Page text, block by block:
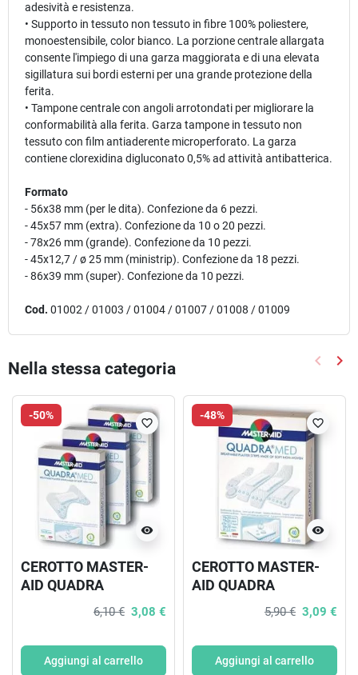
adesività e resistenza.
• Supporto in tessuto non tessuto in fibre 100% poliestere,
monoestensibile, color bianco. La porzione centrale allargata
consente l'impiego di una garza maggiorata e di una elevata
sigillatura sui bordi esterni per una grande protezione della
ferita.
• Tampone centrale con angoli arrotondati per migliorare la
conformabilità alla ferita. Garza tampone in tessuto non
tessuto con film antiaderente microperforato. La garza
contiene clorexidina digluconato 0,5% ad attività antibatterica.
Formato
- 56x38 mm (per le dita). Confezione da 6 pezzi.
- 45x57 mm (extra). Confezione da 10 o 20 pezzi.
- 78x26 mm (grande). Confezione da 10 pezzi.
- 45x12,7 / ø 25 mm (ministrip). Confezione da 18 pezzi.
- 86x39 mm (super). Confezione da 10 pezzi.
Cod. 01002 / 01003 / 01004 / 01007 / 01008 / 01009
Nella stessa categoria keyboard_arrow_left keyboard_arrow_right
-50%
visibility
favorite_border
CEROTTO MASTER-
AID QUADRA
DERMOATTIVO EXTRA
6,10 € 3,08 €
Aggiungi al carrello
-48%
visibility
favorite_border
CEROTTO MASTER-
AID QUADRA
DERMOATTIVO
FORMATI ASSORTITI
5,90 € 3,09 €
Aggiungi al carrello